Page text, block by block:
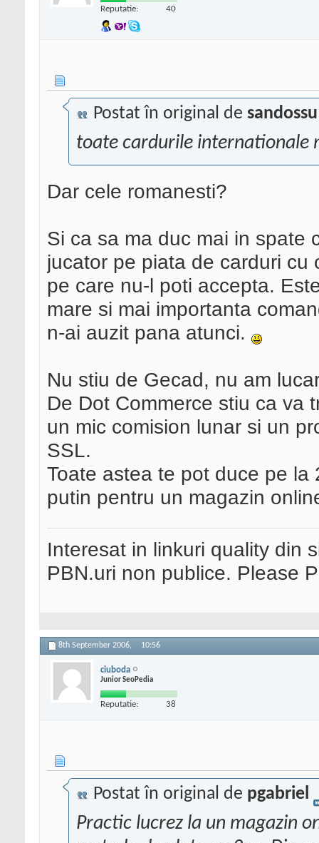
Reputatie: 40
Postat în original de sandossu
toate cardurile internationale
Dar cele romanesti?
Si ca sa ma duc mai in spate
jucator pe piata de carduri cu
pe care nu-l poti accepta.
mare si mai importanta
n-ai auzit pana atunci.
Nu stiu de Gecad, nu am
De Dot Commerce stiu ca va
un mic comision lunar si un
SSL.
Toate astea te pot duce pe
putin pentru un magazin
Interesat in linkuri quality din
PBN.uri non publice. Please
8th September 2006, 10:56
ciuboda
Junior SeoPedia
Reputatie: 38
Postat în original de pgabriel
Practic lucrez la un magazin